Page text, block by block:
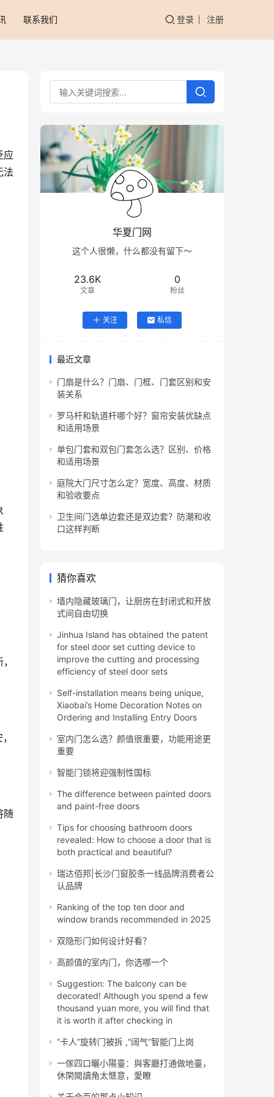
联系我们 登录 注册
应
法
随
华夏门网
这个人很懒，什么都没有留下～
23.6K
文章
0
粉丝
关注 私信
最近文章
门扇是什么？门扇、门框、门套区别和安
装关系
罗马杆和轨道杆哪个好？窗帘安装优缺点
和适用场景
单包门套和双包门套怎么选？区别、价格
和适用场景
庭院大门尺寸怎么定？宽度、高度、材质
和验收要点
卫生间门选单边套还是双边套？防潮和收
口这样判断
猜你喜欢
墙内隐藏玻璃门，让厨房在封闭式和开放
式间自由切换
Jinhua Island has obtained the patent
for steel door set cutting device to
improve the cutting and processing
efficiency of steel door sets
Self-installation means being unique,
Xiaobai’s Home Decoration Notes on
Ordering and Installing Entry Doors
室内门怎么选？颜值很重要，功能用途更
重要
智能门锁将迎强制性国标
The difference between painted doors
and paint-free doors
Tips for choosing bathroom doors
revealed: How to choose a door that is
both practical and beautiful?
瑞达佰邦|长沙门窗胶条一线品牌消费者公
认品牌
Ranking of the top ten door and
window brands recommended in 2025
双隐形门如何设计好看？
高颜值的室内门，你选哪一个
Suggestion: The balcony can be
decorated! Although you spend a few
thousand yuan more, you will find that
it is worth it after checking in
“卡人”旋转门被拆 ,“阔气”智能门上岗
一傢四口曬小陽臺：與客廳打通做地臺，
休閑閱讀角太愜意，愛瞭